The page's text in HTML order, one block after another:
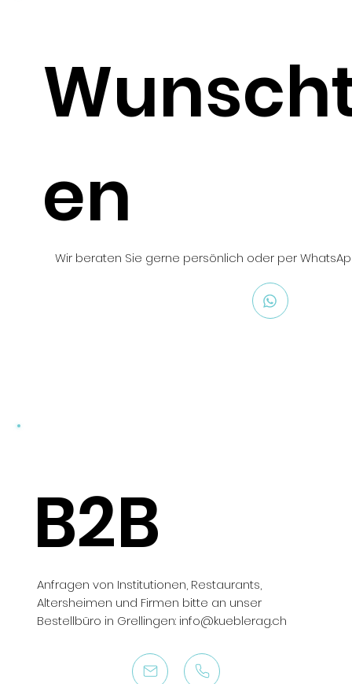
en
Wir beraten Sie gerne persönlich oder per
B2B
Anfragen von Institutionen, Restaurants,
Altersheimen und Firmen bitte an unser
Bestellbüro in Grellingen: info@kueblerag.ch